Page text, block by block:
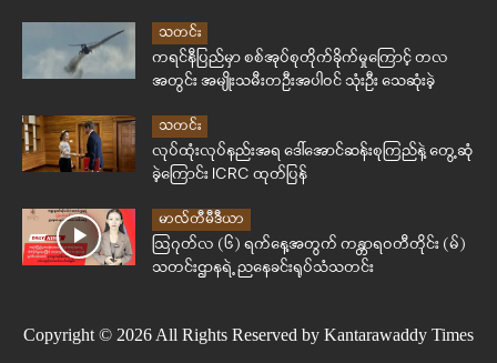
သတင်း
ကရင်နီပြည်မှာ စစ်အုပ်စုတိုက်ခိုက်မှုကြောင့် တလ
အတွင်း အမျိုးသမီးတဦးအပါဝင် သုံးဦး သေဆုံးခဲ့
သတင်း
လုပ်ထုံးလုပ်နည်းအရ ဒေါ်အောင်ဆန်းစုကြည်နဲ့ တွေ့ဆုံ
ခဲ့ကြောင်း ICRC ထုတ်ပြန်
မာလ်တီမီဒီယာ
ဩဂုတ်လ (၆) ရက်နေ့အတွက် ကန္တာရဝတီတိုင်း (မ်)
သတင်းဌာနရဲ့ ညနေခင်းရုပ်သံသတင်း
Copyright © 2026 All Rights Reserved by Kantarawaddy Times